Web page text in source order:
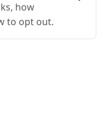
how
to opt out.